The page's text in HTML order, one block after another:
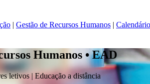
| Gestão de Recursos Humanos | Calendário
Humanos • EAD
letivos | Educação a distância